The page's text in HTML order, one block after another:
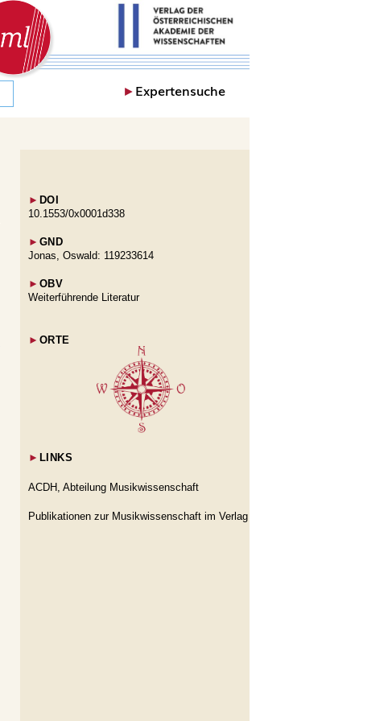
►Expertensuche
► DOI
10.1553/0x0001d338
► GND
Jonas, Oswald: 119233614
► OBV
Weiterführende Literatur
► ORTE
► LINKS
ACDH, Abteilung Musikwissenschaft
Publikationen zur Musikwissenschaft im Verlag